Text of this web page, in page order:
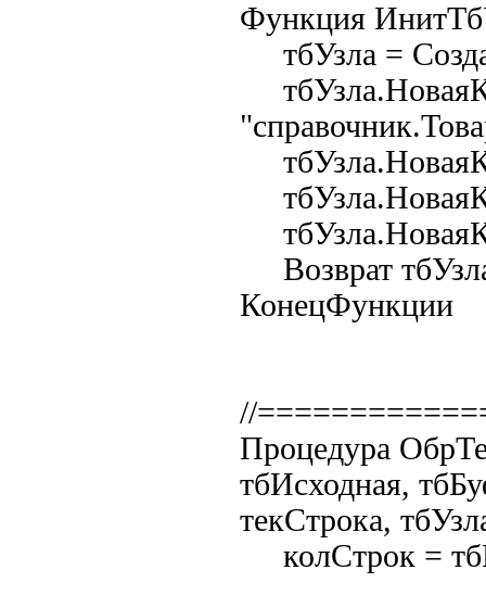
Функция
тбУзла =
Возврат
//
Процедура
тбИсходная,
текСтрока,
колСтрок =